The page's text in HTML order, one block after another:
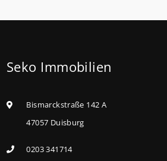
kaufen, die sie selbst bewohnen
höheren Kreditbetrag bei der KfW
Familien mit einem Kind steigt der
Euro, für Familien mit zwei Kindern
Seko Immobilien
Bismarckstraße 142 A
47057 Duisburg
0203 341714